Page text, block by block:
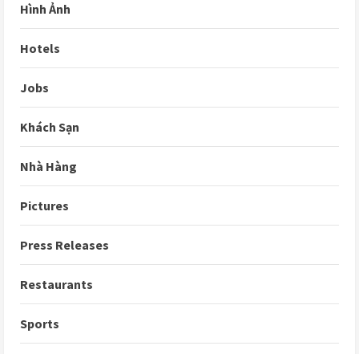
Hình Ảnh
Hotels
Jobs
Khách Sạn
Nhà Hàng
Pictures
Press Releases
Restaurants
Sports